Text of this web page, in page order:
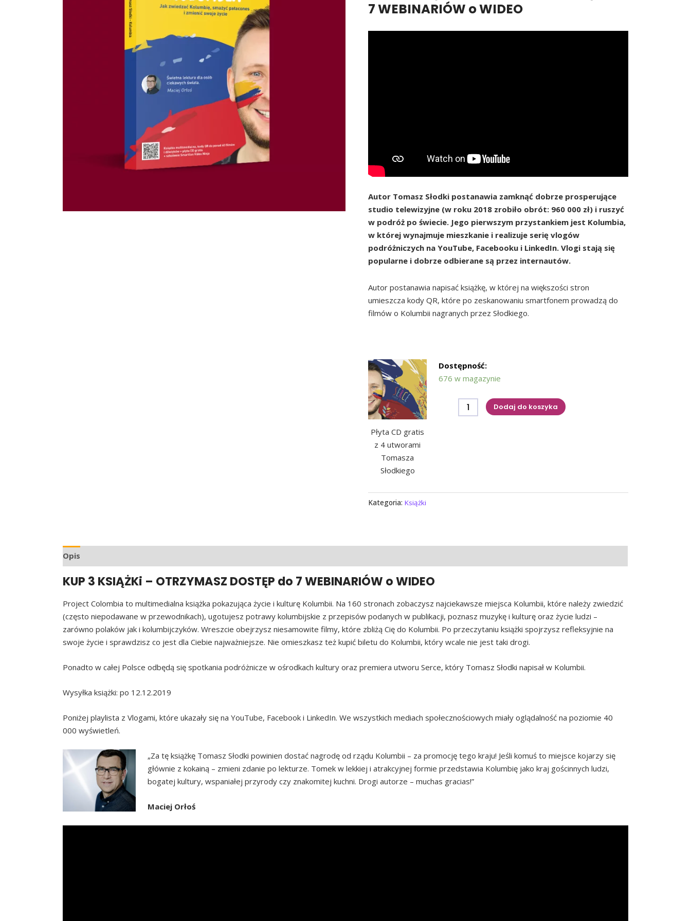
7 WEBINARIÓW o WIDEO
Autor Tomasz Słodki postanawia zamknąć dobrze prosperujące
studio telewizyjne (w roku 2018 zrobiło obrót: 960 000 zł) i ruszyć
w podróż po świecie. Jego pierwszym przystankiem jest Kolumbia,
w której wynajmuje mieszkanie i realizuje serię vlogów
podróżniczych na YouTube, Facebooku i LinkedIn. Vlogi stają się
popularne i dobrze odbierane są przez internautów.
Autor postanawia napisać książkę, w której na większości stron
umieszcza kody QR, które po zeskanowaniu smartfonem prowadzą do
filmów o Kolumbii nagranych przez Słodkiego.
Płyta CD gratis
z 4 utworami
Tomasza
Słodkiego
676 w magazynie
Dodaj do koszyka
Kategoria: Książki
Opis
KUP 3 KSIĄŻKi – OTRZYMASZ DOSTĘP do 7 WEBINARIÓW o WIDEO
Project Colombia to multimedialna książka pokazująca życie i kulturę Kolumbii. Na 160 stronach zobaczysz najciekawsze miejsca Kolumbii, które należy zwiedzić
(często niepodawane w przewodnikach), ugotujesz potrawy kolumbijskie z przepisów podanych w publikacji, poznasz muzykę i kulturę oraz życie ludzi –
zarówno polaków jak i kolumbijczyków. Wreszcie obejrzysz niesamowite filmy, które zbliżą Cię do Kolumbii. Po przeczytaniu książki spojrzysz refleksyjnie na
swoje życie i sprawdzisz co jest dla Ciebie najważniejsze. Nie omieszkasz też kupić biletu do Kolumbii, który wcale nie jest taki drogi.
Ponadto w całej Polsce odbędą się spotkania podróżnicze w ośrodkach kultury oraz premiera utworu Serce, który Tomasz Słodki napisał w Kolumbii.
Wysyłka książki: po 12.12.2019
Poniżej playlista z Vlogami, które ukazały się na YouTube, Facebook i LinkedIn. We wszystkich mediach społecznościowych miały oglądalność na poziomie 40
000 wyświetleń.
„Za tę książkę Tomasz Słodki powinien dostać nagrodę od rządu Kolumbii – za promocję tego kraju! Jeśli komuś to miejsce kojarzy się
głównie z kokainą – zmieni zdanie po lekturze. Tomek w lekkiej i atrakcyjnej formie przedstawia Kolumbię jako kraj gościnnych ludzi,
bogatej kultury, wspaniałej przyrody czy znakomitej kuchni. Drogi autorze – muchas gracias!”
Maciej Orłoś